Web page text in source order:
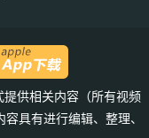
供相关内容（所有视频
具有进行编辑、整理、